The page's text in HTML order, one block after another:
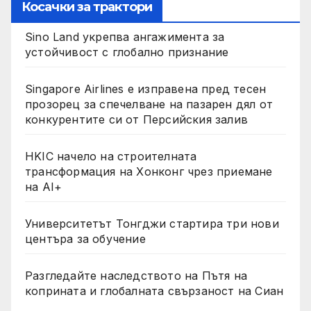
Косачки за трактори
Sino Land укрепва ангажимента за
устойчивост с глобално признание
Singapore Airlines е изправена пред тесен
прозорец за спечелване на пазарен дял от
конкурентите си от Персийския залив
HKIC начело на строителната
трансформация на Хонконг чрез приемане
на AI+
Университетът Тонгджи стартира три нови
центъра за обучение
Разгледайте наследството на Пътя на
коприната и глобалната свързаност на Сиан